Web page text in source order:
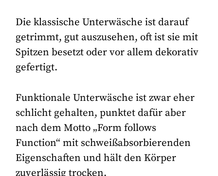
Die klassische Unterwäsche ist darauf
getrimmt, gut auszusehen, oft ist sie mit
Spitzen besetzt oder vor allem dekorativ
gefertigt.
Funktionale Unterwäsche ist zwar eher
schlicht gehalten, punktet dafür aber
nach dem Motto „Form follows
Function“ mit schweißabsorbierenden
Eigenschaften und hält den Körper
zuverlässig trocken.